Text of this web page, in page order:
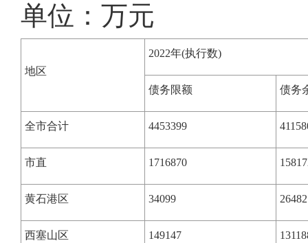
单位：万元
地区
2022年(执行数)
债务限额 债务
全市合计 4453399
市直 1716870
黄石港区 34099 26482
西塞山区 149147